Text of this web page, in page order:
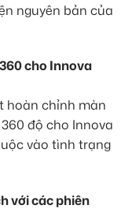
nguyên bản của
cho Innova
hoàn chỉnh màn
độ cho Innova
vào tình trạng
với các phiên